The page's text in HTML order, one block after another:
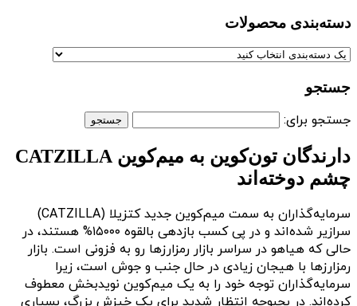
دسته‌بندی‌ محصولات
جستجو
جستجو برای:
دارندگان تون‌کوین به میم‌کوین CATZILLA
چشم دوخته‌اند
سرمایه‌گذاران به سمت میم‌کوین جدید کتزیلا (CATZILLA)
سرازیر شده‌اند و در پی کسب بازدهی بالقوه ۱۵۰۰۰% هستند، در
حالی که هیاهو در سراسر بازار رمزارزها رو به فزونی است. بازار
رمزارزها با هیجان زیادی در حال جنب و جوش است، زیرا
سرمایه‌گذاران توجه خود را به یک میم‌کوین نویدبخش معطوف
کرده‌اند. در بحبوحه انتظار شدید برای یک خیزش بزرگ، بسیاری